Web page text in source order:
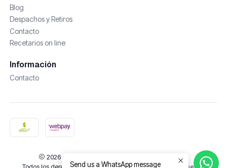
Blog
Despachos y Retiros
Contacto
Recetarios on line
Información
Contacto
2026 De Castañas y Amores | Cosmética Natural.
Send us a WhatsApp message